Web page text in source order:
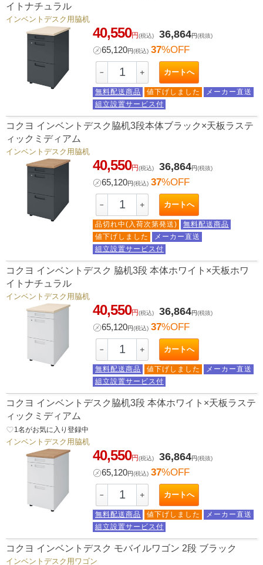
イトナチュラル
インベントデスク用脇机
40,550円(税込) 36,864円(税抜)
㋱65,120円(税込) 37%OFF
－ ＋ カートへ
無料配送商品 値下げしました
メーカー直送
組立設置サービス付
コクヨ インベントデスク脇机3段本体ブラック×天板ラステ
ィックミディアム
インベントデスク用脇机
40,550円(税込) 36,864円(税抜)
㋱65,120円(税込) 37%OFF
－ ＋ カートへ
品切れ中(入荷次第発送)
無料配送商品
値下げしました
メーカー直送
組立設置サービス付
コクヨ インベントデスク 脇机3段 本体ホワイト×天板ホワ
イトナチュラル
インベントデスク用脇机
40,550円(税込) 36,864円(税抜)
㋱65,120円(税込) 37%OFF
－ ＋ カートへ
無料配送商品 値下げしました
メーカー直送
組立設置サービス付
コクヨ インベントデスク脇机3段 本体ホワイト×天板ラステ
ィックミディアム
favorite_border1 名がお気に入り登録中
インベントデスク用脇机
40,550円(税込) 36,864円(税抜)
㋱65,120円(税込) 37%OFF
－ ＋ カートへ
無料配送商品 値下げしました
メーカー直送
組立設置サービス付
コクヨ インベントデスク モバイルワゴン 2段 ブラック
インベントデスク用ワゴン